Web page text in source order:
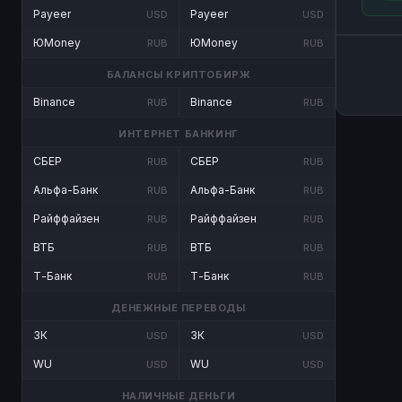
Payeer USD
ЮMoney RUB
Payeer USD
ЮMoney RUB
БАЛАНСЫ КРИПТОБИРЖ
Binance RUB Binance RUB
ИНТЕРНЕТ БАНКИНГ
СБЕР RUB
Альфа-Банк RUB
Райффайзен RUB
ВТБ RUB
Т-Банк RUB
СБЕР RUB
Альфа-Банк RUB
Райффайзен RUB
ВТБ RUB
Т-Банк RUB
ДЕНЕЖНЫЕ ПЕРЕВОДЫ
ЗК USD
WU USD
ЗК USD
WU USD
НАЛИЧНЫЕ ДЕНЬГИ